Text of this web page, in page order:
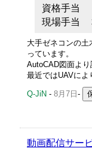
資格手当
現場手当
大手ゼネコンの
っています。
AutoCAD図面よ
最近ではUAVに
Q-JiN - 8月7日 -
動画配信サー